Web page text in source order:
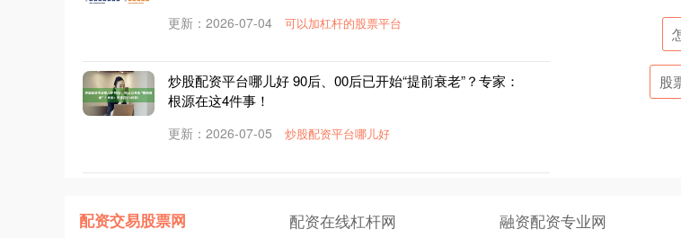
更新：2026-07-04 可以加杠杆的股票平台
炒股配资平台哪儿好 90后、00后已开始“提前衰老”？专家：
根源在这4件事！
更新：2026-07-05 炒股配资平台哪儿好
股
配资交易股票网 配资在线杠杆网 融资配资专业网